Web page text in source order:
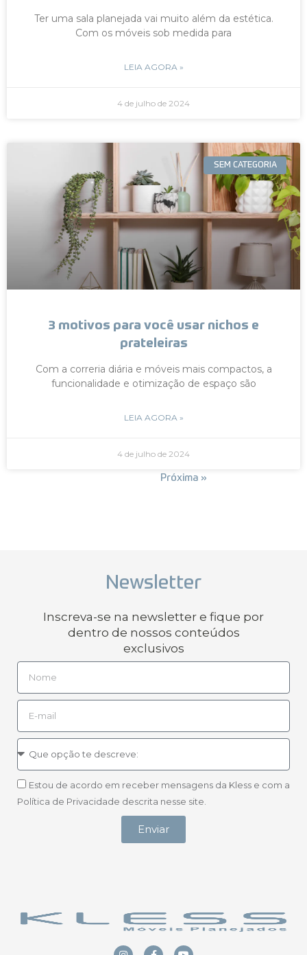
Ter uma sala planejada vai muito além da estética.
Com os móveis sob medida para
LEIA AGORA »
4 de julho de 2024
SEM CATEGORIA
3 motivos para você usar nichos e
prateleiras
Com a correria diária e móveis mais compactos, a
funcionalidade e otimização de espaço são
LEIA AGORA »
4 de julho de 2024
Próxima »
Newsletter
Inscreva-se na newsletter e fique por
dentro de nossos conteúdos
exclusivos
Estou de acordo em receber mensagens da Kless e com a
Política de Privacidade descrita nesse site.
Enviar